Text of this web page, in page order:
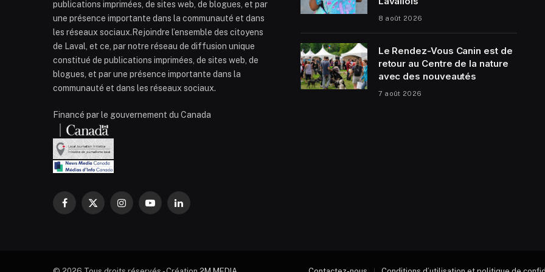
publications imprimées, de sites web, de blogues, et par
une présence importante dans la communauté et dans
les réseaux sociaux.Rejoindre l’ensemble des citoyens
de Laval, et ce, par notre réseau de diffusion unique
constitué de publications imprimées, de sites web, de
blogues, et par une présence importante dans la
communauté et dans les réseaux sociaux.
Financé par le gouvernement du Canada
Facebook
X
InstagramYouTubeLinkedIn
8 août 2026
Le Rendez-Vous Canin est de
retour au Centre de la nature
avec des nouveautés
7 août 2026